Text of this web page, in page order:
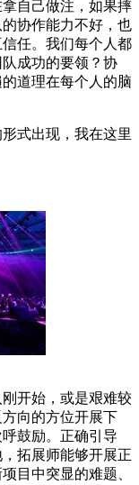
自己做注，如果摔
协作能力不好，也
任。我们每个人都
成功的要领？协
道理在每个人的脑
式出现，我在这里
开始，或是艰难较
向的方位开展下
鼓励。正确引导
拓展师能够开展正
目中突显的难题、